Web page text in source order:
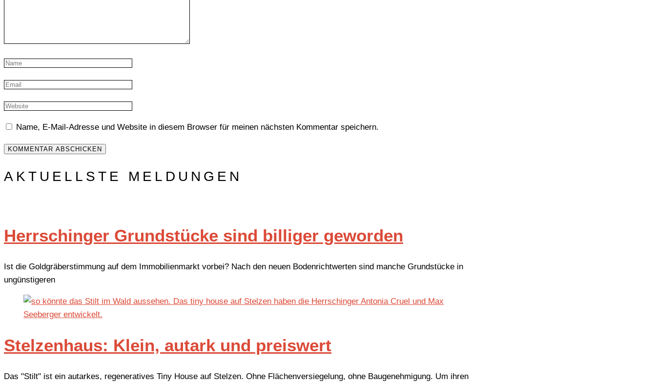
Name, E-Mail-Adresse und Website in diesem Browser für meinen nächsten Kommentar speichern.
AKTUELLSTE MELDUNGEN
Herrschinger Grundstücke sind billiger geworden
Ist die Goldgräberstimmung auf dem Immobilienmarkt vorbei? Nach den neuen Bodenrichtwerten sind manche Grundstücke in
ungünstigeren
Stelzenhaus: Klein, autark und preiswert
Das "Stilt" ist ein autarkes, regeneratives Tiny House auf Stelzen. Ohne Flächenversiegelung, ohne Baugenehmigung. Um ihren